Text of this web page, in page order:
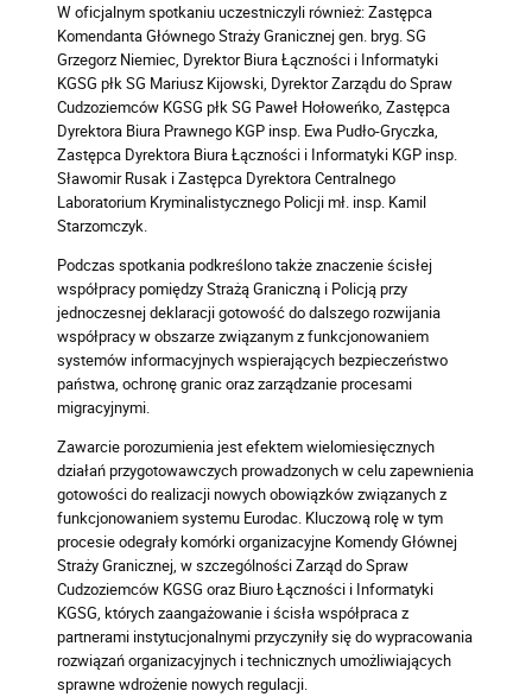
W oficjalnym spotkaniu uczestniczyli również: Zastępca
Komendanta Głównego Straży Granicznej gen. bryg. SG
Grzegorz Niemiec, Dyrektor Biura Łączności i Informatyki
KGSG płk SG Mariusz Kijowski, Dyrektor Zarządu do Spraw
Cudzoziemców KGSG płk SG Paweł Hołoweńko, Zastępca
Dyrektora Biura Prawnego KGP insp. Ewa Pudło-Gryczka,
Zastępca Dyrektora Biura Łączności i Informatyki KGP insp.
Sławomir Rusak i Zastępca Dyrektora Centralnego
Laboratorium Kryminalistycznego Policji mł. insp. Kamil
Starzomczyk.
Podczas spotkania podkreślono także znaczenie ścisłej
współpracy pomiędzy Strażą Graniczną i Policją przy
jednoczesnej deklaracji gotowość do dalszego rozwijania
współpracy w obszarze związanym z funkcjonowaniem
systemów informacyjnych wspierających bezpieczeństwo
państwa, ochronę granic oraz zarządzanie procesami
migracyjnymi.
Zawarcie porozumienia jest efektem wielomiesięcznych
działań przygotowawczych prowadzonych w celu zapewnienia
gotowości do realizacji nowych obowiązków związanych z
funkcjonowaniem systemu Eurodac. Kluczową rolę w tym
procesie odegrały komórki organizacyjne Komendy Głównej
Straży Granicznej, w szczególności Zarząd do Spraw
Cudzoziemców KGSG oraz Biuro Łączności i Informatyki
KGSG, których zaangażowanie i ścisła współpraca z
partnerami instytucjonalnymi przyczyniły się do wypracowania
rozwiązań organizacyjnych i technicznych umożliwiających
sprawne wdrożenie nowych regulacji.